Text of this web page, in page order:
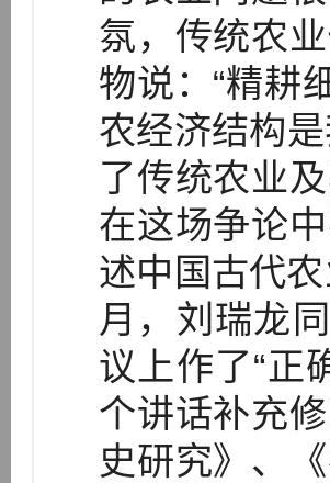
氛，传统农
物说：“精耕
农经济结构
了传统农业
在这场争论
述中国古代
月，刘瑞龙
议上作了“正
个讲话补充
史研究》、